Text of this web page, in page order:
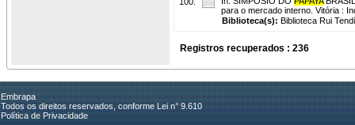
para o mercado interno. Vitória :
Biblioteca(s): Biblioteca Rui
Registros recuperados : 236
Embrapa
Todos os direitos reservados, conforme Lei n° 9.610
Política de Privacidade